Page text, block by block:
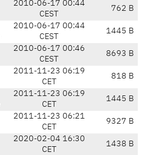
2010-06-17 00:44
CEST
762 B
2010-06-17 00:44
CEST
1445 B
2010-06-17 00:46
CEST
8693 B
2011-11-23 06:19
CET
818 B
2011-11-23 06:19
CET
1445 B
2011-11-23 06:21
CET
9327 B
2020-02-04 16:30
CET
1438 B